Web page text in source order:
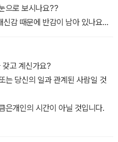
으로 보시나요??
감 때문에 반감이 남아 있나요??
음과 태도를 먼저 들여다보면 어떨
하느냐,
는일종의 태도라 생각합니다.
고 계신가요?
는 당신의 일과 관계된 사람일 것
은개인의 시간이 아닐 것입니다.
관없이오늘은 그 사람에게 온전